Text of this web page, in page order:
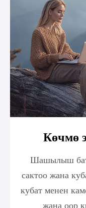
Көчмө
Шашылыш
сактоо жана
кубат менен
жана оор